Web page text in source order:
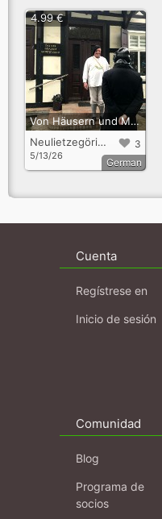
Von Häusern und Menschen
3
Neulietzegöricke
5/13/26
4.99 €
German
Cuenta
Regístrese en
Inicio de sesión
Comunidad
Blog
Programa de
socios